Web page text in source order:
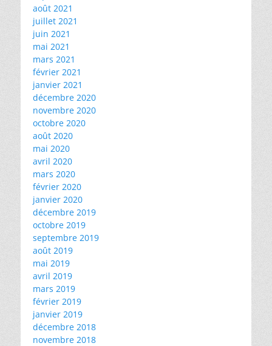
août 2021
juillet 2021
juin 2021
mai 2021
mars 2021
février 2021
janvier 2021
décembre 2020
novembre 2020
octobre 2020
août 2020
mai 2020
avril 2020
mars 2020
février 2020
janvier 2020
décembre 2019
octobre 2019
septembre 2019
août 2019
mai 2019
avril 2019
mars 2019
février 2019
janvier 2019
décembre 2018
novembre 2018